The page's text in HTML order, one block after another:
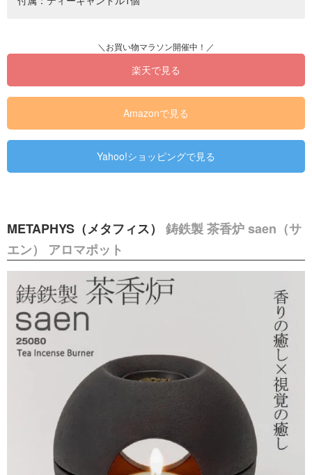
楽天で見る
Amazonで見る
Yahoo!ショッピングで見る
METAPHYS（メタフィス） 鋳鉄製 茶香炉 saen（サ
エン） アロマポット